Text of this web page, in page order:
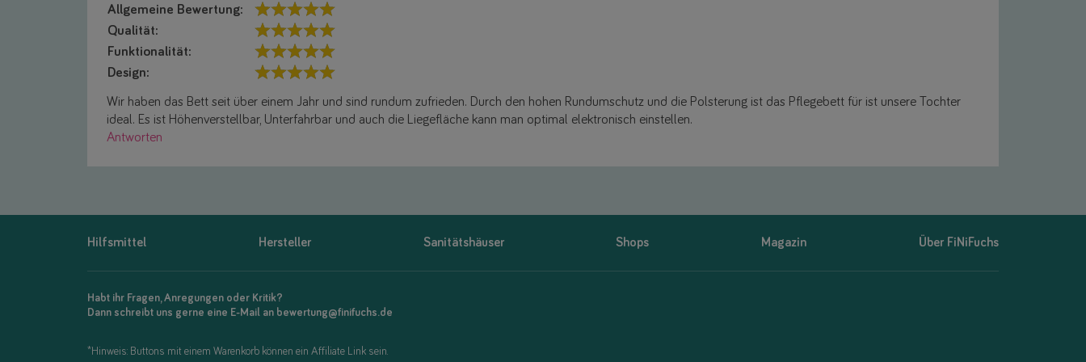
Allgemeine Bewertung:
Qualität:
Funktionalität:
Design:
Wir haben das Bett seit über einem Jahr und sind rundum zufrieden. Durch den hohen Rundumschutz und die Polsterung ist das Pflegebett für ist unsere Tochter
ideal. Es ist Höhenverstellbar, Unterfahrbar und auch die Liegefläche kann man optimal elektronisch einstellen.
Antworten
Hilfsmittel Hersteller Sanitätshäuser Shops Magazin Über FiNiFuchs
Habt ihr Fragen, Anregungen oder Kritik?
Dann schreibt uns gerne eine E-Mail an bewertung@finifuchs.de
*Hinweis: Buttons mit einem Warenkorb können ein Affiliate Link sein.